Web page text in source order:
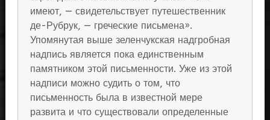
имеют, — свидетельствует путешественник
де-Рубрук, — греческие письмена».
Упомянутая выше зеленчукская надгробная
надпись является пока единственным
памятником этой письменности. Уже из этой
надписи можно судить о том, что
письменность была в известной мере
развита и что существовали определенные